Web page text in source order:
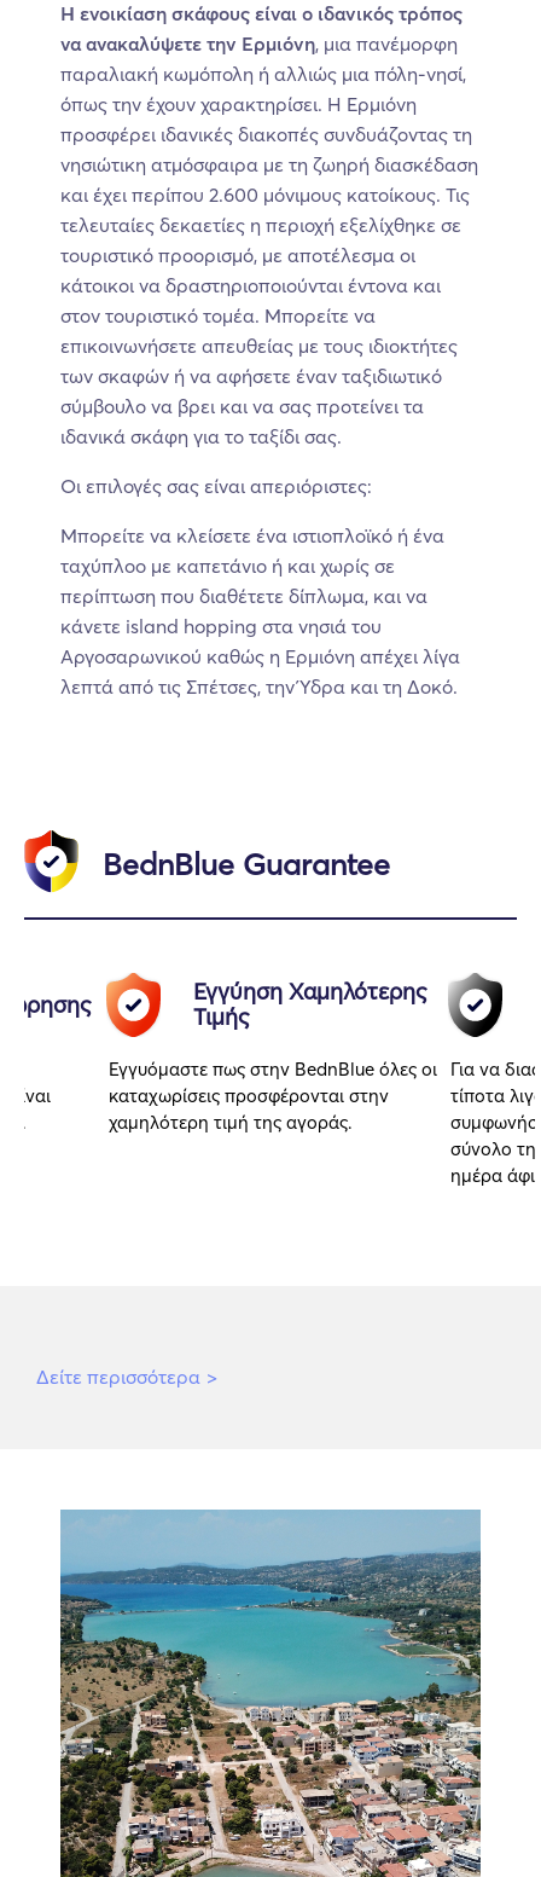
Η ενοικίαση σκάφους είναι ο ιδανικός τρόπος
να ανακαλύψετε την Ερμιόνη, μια πανέμορφη
παραλιακή κωμόπολη ή αλλιώς μια πόλη-νησί,
όπως την έχουν χαρακτηρίσει. Η Ερμιόνη
προσφέρει ιδανικές διακοπές συνδυάζοντας τη
νησιώτικη ατμόσφαιρα με τη ζωηρή διασκέδαση
και έχει περίπου 2.600 μόνιμους κατοίκους. Τις
τελευταίες δεκαετίες η περιοχή εξελίχθηκε σε
τουριστικό προορισμό, με αποτέλεσμα οι
κάτοικοι να δραστηριοποιούνται έντονα και
στον τουριστικό τομέα. Μπορείτε να
επικοινωνήσετε απευθείας με τους ιδιοκτήτες
των σκαφών ή να αφήσετε έναν ταξιδιωτικό
σύμβουλο να βρει και να σας προτείνει τα
ιδανικά σκάφη για το ταξίδι σας.
Οι επιλογές σας είναι απεριόριστες:
Μπορείτε να κλείσετε ένα ιστιοπλοϊκό ή ένα
ταχύπλοο με καπετάνιο ή και χωρίς σε
περίπτωση που διαθέτετε δίπλωμα, και να
κάνετε island hopping στα νησιά του
Αργοσαρωνικού καθώς η Ερμιόνη απέχει λίγα
λεπτά από τις Σπέτσες, την Ύδρα και τη Δοκό.
BednBlue Guarantee
Εγγύηση Χαμηλότερης
Τιμής
Εγγυόμαστε πως στην BednBlue όλες οι
καταχωρίσεις προσφέρονται στην
χαμηλότερη τιμή της αγοράς.
Για να
τίποτα
σύνολο
ημέρα
Δείτε περισσότερα >